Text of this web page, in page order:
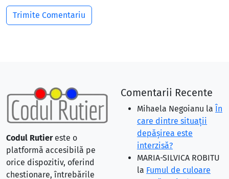
Codul Rutiereste o
platformă accesibilă pe
orice dispozitiv, oferind
chestionare, întrebările
Comentarii Recente
Mihaela Negoianu la În
care dintre situaţii
depăşirea este
interzisă?
MARIA-SILVICA ROBITU
la Fumul de culoare